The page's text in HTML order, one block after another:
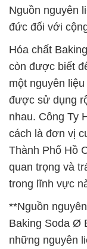
Nguồn nguyên
đức đối với
Hóa chất
còn được biết
một nguyên
được sử dụng
nhau. Công Ty
cách là đơn vị
Thành Phố Hồ
quan trọng và
trong lĩnh vực
**Nguồn
Baking Soda Ø
những nguyên